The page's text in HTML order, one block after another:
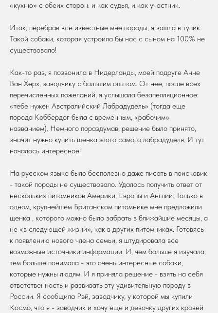
«кухню» с обеих сторон: и как судья, и как участник.
Итак, перебрав все известные мне породы, я зашла в тупик.
Такой собаки, которая устроила бы нас с сыном на 100% не
существовало!
Как-то раз, я позвонила в Нидерланды, моей подруге Анне
Ван Херх, заводчику с большим опытом. От нее, после всех
перечисленных пожеланий, я услышала безапелляционное:
«тебе нужен Австралийский Лабрадудель» (тогда еще
порода Коббердог была с временным, «рабочим»
названием). Немного пораздумав, решение было принято,
значит нужно купить щенка этого самого лабрадуделя. И тут
началось интересное!
На русском языке было бесполезно даже писать в поисковик
- такой породы не существовало. Удалось получить ответ от
нескольких питомников Америки, Европы и Англии. Только в
одном, крупнейшем Британском питомнике мне предложили
щенка , которого можно было забрать в ближайшие месяцы, а
не «в следующей жизни», как в других питомниках. Готовясь
к появлению нового члена семьи, я штудировала все
возможные источники информации. И, чем больше я изучала,
тем больше понимала - это очень интересные собаки,
которые нужны людям. И я приняла решение - взять на себя
ответственность и развивать эту удивительную породу в
России. Я сообщила Рэй, заводчику, у которой мы купили
Космо, что я - заводчик и хочу еще и девочку других кровей